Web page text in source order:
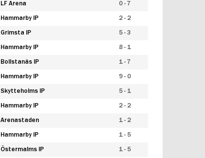
LF Arena 0 - 7
Hammarby IP 2 - 2
Grimsta IP 5 - 3
Hammarby IP 8 - 1
Bollstanäs IP 1 - 7
Hammarby IP 9 - 0
Skytteholms IP 5 - 1
Hammarby IP 2 - 2
Arenastaden 1 - 2
Hammarby IP 1 - 5
Östermalms IP 1 - 5